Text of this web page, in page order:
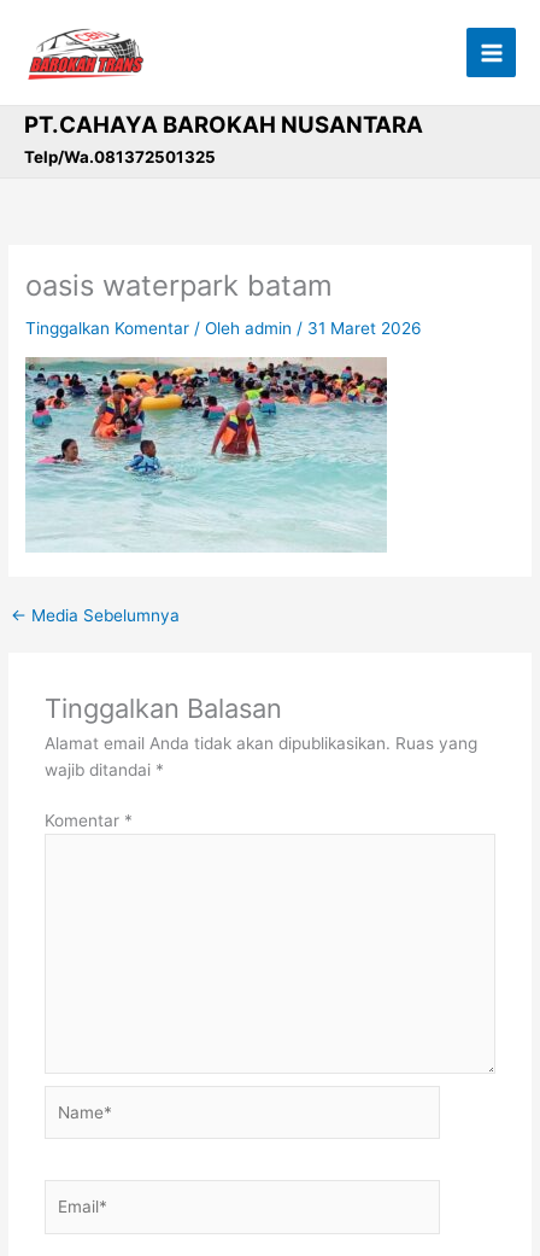
konten
PT.CAHAYA BAROKAH NUSANTARA
Telp/Wa.081372501325
oasis waterpark batam
Tinggalkan Komentar / Olehadmin / 31 Maret 2026
← Media Sebelumnya
Tinggalkan Balasan
Alamat email Anda tidak akan dipublikasikan. Ruas yang
wajib ditandai *
Komentar *